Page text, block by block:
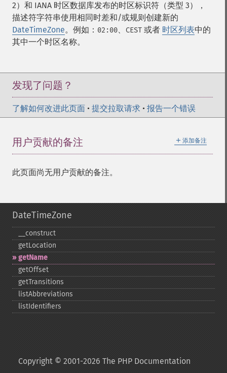
2）和 IANA 时区数据库发布的时区标识符（类型 3），
描述符字符串使用相同时差和/或规则创建新的
DateTimeZone。例如： 02:00、 CEST 或者 时区列表中的
其中一个时区名称。
发现了问题？
了解如何改进此页面 • 提交拉取请求 • 报告一个错误
＋ 添加备注
用户贡献的备注
此页面尚无用户贡献的备注。
DateTimeZone
_​_​construct
getLocation
getName
getOffset
getTransitions
listAbbreviations
listIdentifiers
Copyright © 2001-2026 The PHP Documentation